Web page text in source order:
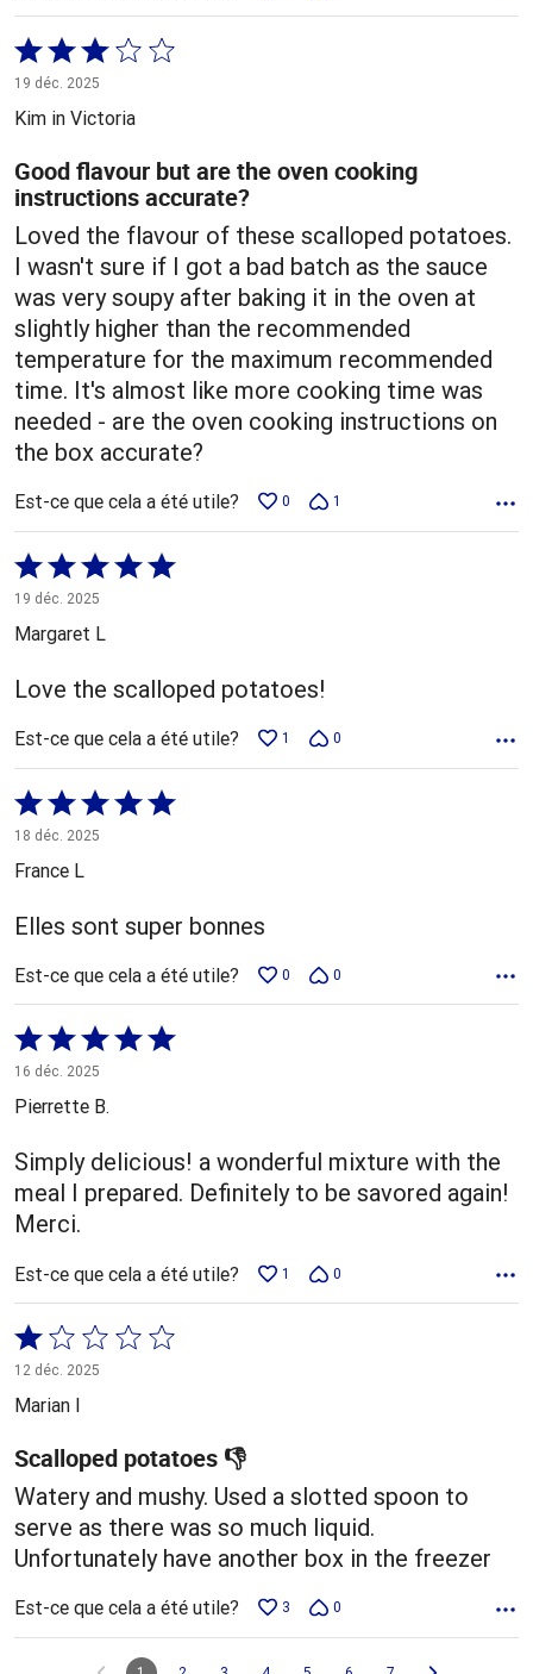
Coté
3 sur
5
19 déc. 2025
Kim in Victoria
Good flavour but are the oven cooking
instructions accurate?
Loved the flavour of these scalloped potatoes.
I wasn't sure if I got a bad batch as the sauce
was very soupy after baking it in the oven at
slightly higher than the recommended
temperature for the maximum recommended
time. It's almost like more cooking time was
needed - are the oven cooking instructions on
the box accurate?
Est-ce que cela a été utile? 0 1
Coté
5 sur
5
19 déc. 2025
Margaret L
Love the scalloped potatoes!
Est-ce que cela a été utile? 1 0
Coté
5 sur
5
18 déc. 2025
France L
Elles sont super bonnes
Est-ce que cela a été utile? 0 0
Coté
5 sur
5
16 déc. 2025
Pierrette B.
Simply delicious! a wonderful mixture with the
meal I prepared. Definitely to be savored again!
Merci.
Est-ce que cela a été utile? 1 0
Coté
1 sur
5
12 déc. 2025
Marian I
Scalloped potatoes 👎
Watery and mushy. Used a slotted spoon to
serve as there was so much liquid.
Unfortunately have another box in the freezer
Est-ce que cela a été utile? 3 0